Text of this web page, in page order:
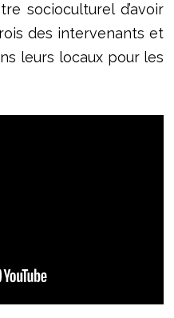
socioculturel d’avoir
des intervenants et
leurs locaux pour les